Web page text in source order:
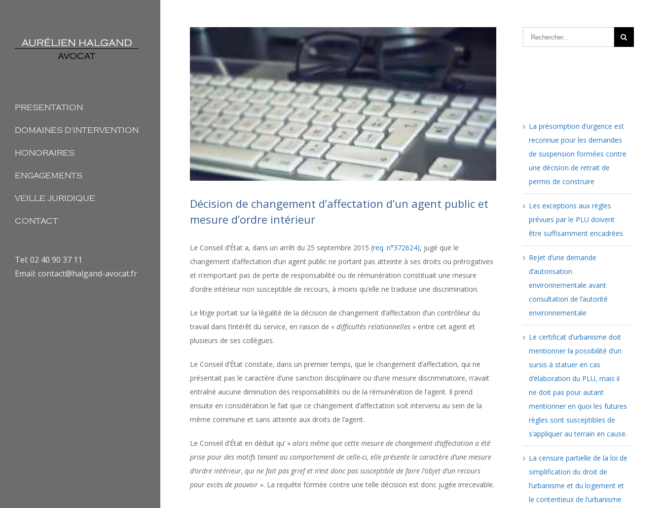
PRESENTATION
DOMAINES D’INTERVENTION
HONORAIRES
ENGAGEMENTS
VEILLE JURIDIQUE
CONTACT
Tel: 02 40 90 37 11
Email: contact@halgand-avocat.fr
Décision de changement d’affectation d’un agent public et
mesure d’ordre intérieur
Le Conseil d’État a, dans un arrêt du 25 septembre 2015 (req. n°372624), jugé que le
changement d’affectation d’un agent public ne portant pas atteinte à ses droits ou prérogatives
et n’emportant pas de perte de responsabilité ou de rémunération constituait une mesure
d’ordre intérieur non susceptible de recours, à moins qu’elle ne traduise une discrimination.
Le litige portait sur la légalité de la décision de changement d’affectation d’un contrôleur du
travail dans l’intérêt du service, en raison de « difficultés relationnelles» entre cet agent et
plusieurs de ses collègues.
Le Conseil d’État constate, dans un premier temps, que le changement d’affectation, qui ne
présentait pas le caractère d’une sanction disciplinaire ou d’une mesure discriminatoire, n’avait
entraîné aucune diminution des responsabilités ou de la rémunération de l’agent. Il prend
ensuite en considération le fait que ce changement d’affectation soit intervenu au sein de la
même commune et sans atteinte aux droits de l’agent.
Le Conseil d’État en déduit qu’ « alors même que cette mesure de changement d’affectation a été
prise pour des motifs tenant au comportement de celle-ci, elle présente le caractère d’une mesure
d’ordre intérieur, qui ne fait pas grief et n’est donc pas susceptible de faire l’objet d’un recours
pour excès de pouvoir ». La requête formée contre une telle décision est donc jugée irrecevable.
La présomption d’urgence est
reconnue pour les demandes
de suspension formées contre
une décision de retrait de
permis de construire
Les exceptions aux règles
prévues par le PLU doivent
être suffisamment encadrées
Rejet d’une demande
d’autorisation
environnementale avant
consultation de l’autorité
environnementale
Le certificat d’urbanisme doit
mentionner la possibilité d’un
sursis à statuer en cas
d’élaboration du PLU, mais il
ne doit pas pour autant
mentionner en quoi les futures
règles sont susceptibles de
s’appliquer au terrain en cause.
La censure partielle de la loi de
simplification du droit de
l’urbanisme et du logement et
le contentieux de l’urbanisme